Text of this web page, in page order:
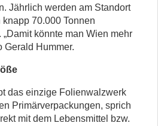
Jährlich werden am Standort
70.000 Tonnen
könnte man Wien mehr
Gerald Hummer.
das einzige Folienwalzwerk
Primärverpackungen, sprich
mit dem Lebensmittel bzw.